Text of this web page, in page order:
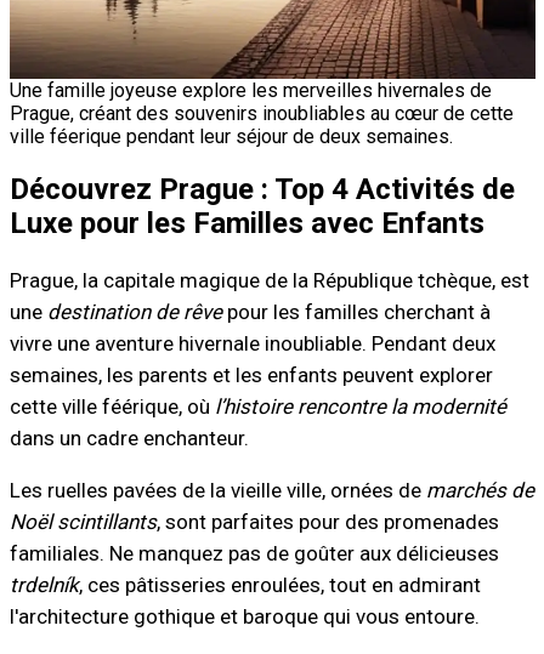
Une famille joyeuse explore les merveilles hivernales de
Prague, créant des souvenirs inoubliables au cœur de cette
ville féerique pendant leur séjour de deux semaines.
Découvrez Prague : Top 4 Activités de
Luxe pour les Familles avec Enfants
Prague, la capitale magique de la République tchèque, est
une destination de rêvepour les familles cherchant à
vivre une aventure hivernale inoubliable. Pendant deux
semaines, les parents et les enfants peuvent explorer
cette ville féérique, où l’histoire rencontre la modernité
dans un cadre enchanteur.
Les ruelles pavées de la vieille ville, ornées de marchés de
Noël scintillants, sont parfaites pour des promenades
familiales. Ne manquez pas de goûter aux délicieuses
trdelník, ces pâtisseries enroulées, tout en admirant
l'architecture gothique et baroque qui vous entoure.